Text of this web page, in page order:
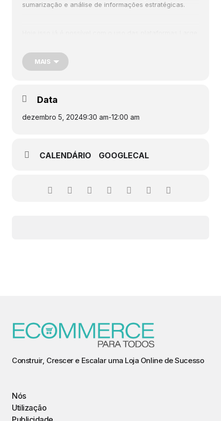
sumarização e análise de informações estratégicas.
Os Agentes Inteligentes no Marketing é um evento que
Mais informações sobre este evento poderão ser
MAIS
Data
dezembro 5, 20249:30 am-12:00 am
CALENDÁRIO GOOGLECAL
Construir, Crescer e Escalar uma Loja Online de Sucesso
Nós
Utilização